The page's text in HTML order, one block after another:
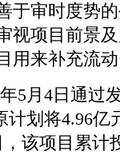
审时度势
视项目前景
用来补充流
5月4日通过
计划将4.96亿
该项目累计